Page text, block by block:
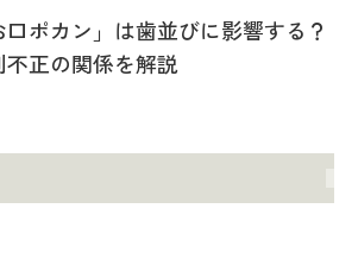
ポカン」は歯並びに影響する？
不正の関係を解説